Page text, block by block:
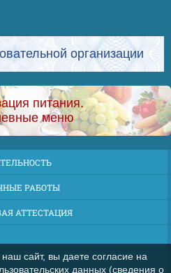
организации
питания.
меню
РАБОТЫ
АТТЕСТАЦИЯ
сайт, вы даете согласие на
данных (сведения о